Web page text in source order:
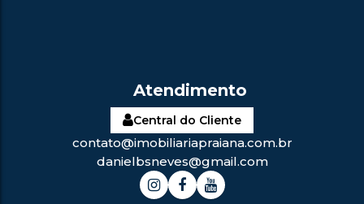
Central do Cliente
contato@imobiliariapraiana.com.br
danielbsneves@gmail.com